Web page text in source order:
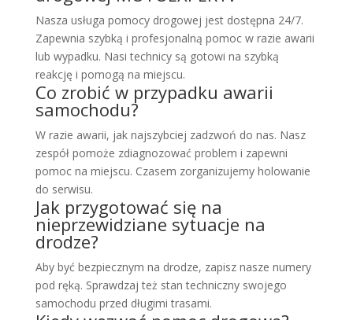
Nasza usługa pomocy drogowej jest dostępna 24/7.
Zapewnia szybką i profesjonalną pomoc w razie awarii
lub wypadku. Nasi technicy są gotowi na szybką
reakcję i pomogą na miejscu.
Co zrobić w przypadku awarii
samochodu?
W razie awarii, jak najszybciej zadzwoń do nas. Nasz
zespół pomoże zdiagnozować problem i zapewni
pomoc na miejscu. Czasem zorganizujemy holowanie
do serwisu.
Jak przygotować się na
nieprzewidziane sytuacje na
drodze?
Aby być bezpiecznym na drodze, zapisz nasze numery
pod ręką. Sprawdzaj też stan techniczny swojego
samochodu przed długimi trasami.